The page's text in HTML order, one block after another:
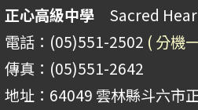
正心高級中學 Sacred
電話：(05)551-2502 ( 分機
傳真：(05)551-2642
地址：64049 雲林縣斗六市